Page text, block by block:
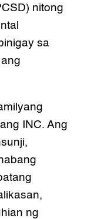
nitong
sa
INC. Ang
ng